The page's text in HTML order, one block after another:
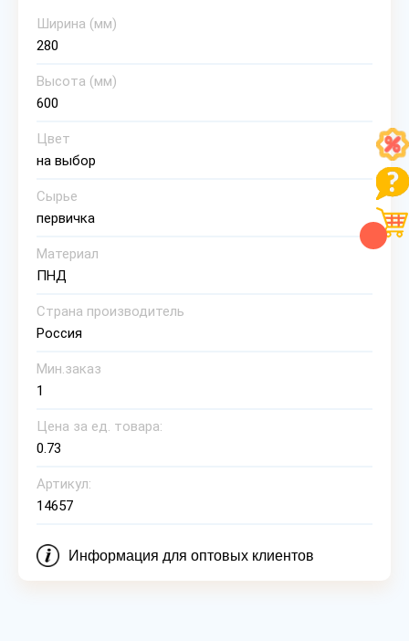
Ширина (мм)
280
Высота (мм)
600
Цвет
на выбор
Сырье
первичка
Материал
ПНД
Страна производитель
Россия
Мин.заказ
1
Цена за ед. товара:
0.73
Артикул:
14657
Информация для оптовых клиентов